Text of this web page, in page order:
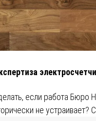
если работа Бюро
не